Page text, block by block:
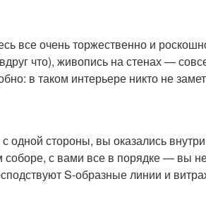
все очень торжественно и
что), живопись на стенах —
в таком интерьере никто не
одной стороны, вы оказались
соборе, с вами все в порядке — вы
S-образные линии и